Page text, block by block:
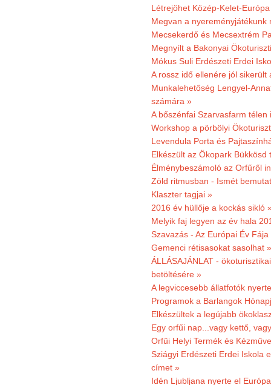
Létrejöhet Közép-Kelet-
Megvan a nyereményjátékunk
Mecsekerdő és Mecsextrém
Megnyílt a Bakonyai
Mókus Suli Erdészeti Erdei
A rossz idő ellenére jól sikerült
Munkalehetőség Lengyel-
számára »
A bőszénfai Szarvasfarm
Workshop a pörbölyi
Levendula Porta és
Elkészült az Ökopark
Élménybeszámoló az Orfűről
Zöld ritmusban - Ismét
Klaszter tagjai »
2016 év hüllője a kockás sikló
Melyik faj legyen az év hala
Szavazás - Az Európai Év
Gemenci rétisasokat sasolhat »
ÁLLÁSAJÁNLAT -
betöltésére »
A legviccesebb állatfotók
Programok a Barlangok
Elkészültek a legújabb
Egy orfűi nap...vagy kettő,
Orfűi Helyi Termék és
Sziágyi Erdészeti Erdei Iskola
címet »
Idén Ljubljana nyerte el